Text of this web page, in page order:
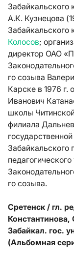
Забайкальского
А.К. Кузнецова
Забайкальского
Колосов;
директор ОАО
го созыва
Карске в 1976
Иванович
школы
филиала
Забайкальского
го созыва.
Сретенск / гл.
Забайкал. гос.
(Альбомная